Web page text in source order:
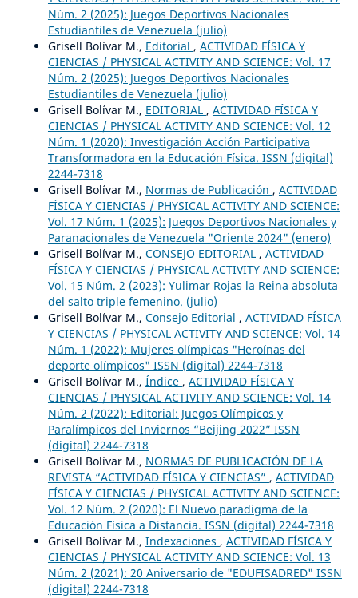
Núm. 2 (2025): Juegos Deportivos Nacionales
Estudiantiles de Venezuela (julio)
Grisell Bolívar M., Editorial , ACTIVIDAD FÍSICA Y
CIENCIAS / PHYSICAL ACTIVITY AND SCIENCE: Vol. 17
Núm. 2 (2025): Juegos Deportivos Nacionales
Estudiantiles de Venezuela (julio)
Grisell Bolívar M., EDITORIAL , ACTIVIDAD FÍSICA Y
CIENCIAS / PHYSICAL ACTIVITY AND SCIENCE: Vol. 12
Núm. 1 (2020): Investigación Acción Participativa
Transformadora en la Educación Física. ISSN (digital)
2244-7318
Grisell Bolívar M., Normas de Publicación , ACTIVIDAD
FÍSICA Y CIENCIAS / PHYSICAL ACTIVITY AND SCIENCE:
Vol. 17 Núm. 1 (2025): Juegos Deportivos Nacionales y
Paranacionales de Venezuela "Oriente 2024" (enero)
Grisell Bolívar M., CONSEJO EDITORIAL , ACTIVIDAD
FÍSICA Y CIENCIAS / PHYSICAL ACTIVITY AND SCIENCE:
Vol. 15 Núm. 2 (2023): Yulimar Rojas la Reina absoluta
del salto triple femenino. (julio)
Grisell Bolívar M., Consejo Editorial , ACTIVIDAD FÍSICA
Y CIENCIAS / PHYSICAL ACTIVITY AND SCIENCE: Vol. 14
Núm. 1 (2022): Mujeres olímpicas "Heroínas del
deporte olímpicos" ISSN (digital) 2244-7318
Grisell Bolívar M., Índice , ACTIVIDAD FÍSICA Y
CIENCIAS / PHYSICAL ACTIVITY AND SCIENCE: Vol. 14
Núm. 2 (2022): Editorial: Juegos Olímpicos y
Paralímpicos del Inviernos “Beijing 2022” ISSN
(digital) 2244-7318
Grisell Bolívar M., NORMAS DE PUBLICACIÓN DE LA
REVISTA “ACTIVIDAD FÍSICA Y CIENCIAS” , ACTIVIDAD
FÍSICA Y CIENCIAS / PHYSICAL ACTIVITY AND SCIENCE:
Vol. 12 Núm. 2 (2020): El Nuevo paradigma de la
Educación Física a Distancia. ISSN (digital) 2244-7318
Grisell Bolívar M., Indexaciones , ACTIVIDAD FÍSICA Y
CIENCIAS / PHYSICAL ACTIVITY AND SCIENCE: Vol. 13
Núm. 2 (2021): 20 Aniversario de "EDUFISADRED" ISSN
(digital) 2244-7318